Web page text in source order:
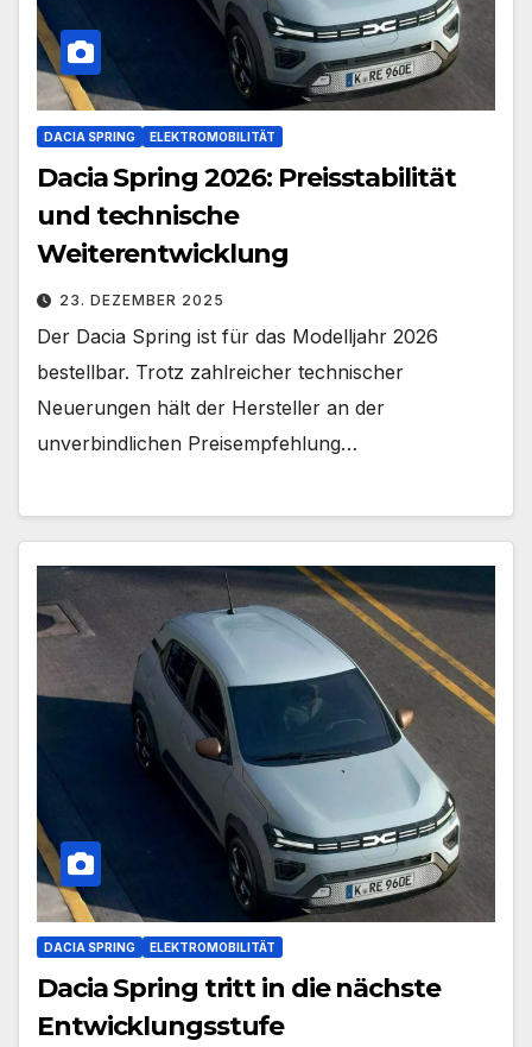
DACIA SPRING ELEKTROMOBILITÄT
Dacia Spring 2026: Preisstabilität
und technische
Weiterentwicklung
23. DEZEMBER 2025
Der Dacia Spring ist für das Modelljahr 2026
bestellbar. Trotz zahlreicher technischer
Neuerungen hält der Hersteller an der
unverbindlichen Preisempfehlung…
DACIA SPRING ELEKTROMOBILITÄT
Dacia Spring tritt in die nächste
Entwicklungsstufe